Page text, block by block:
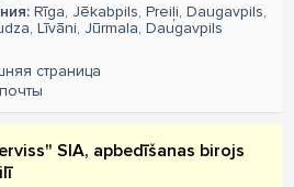
Rīga, Jēkabpils, Preiļi, Daugavpils,
Līvāni, Jūrmala, Daugavpils
страница
SIA, apbedīšanas birojs